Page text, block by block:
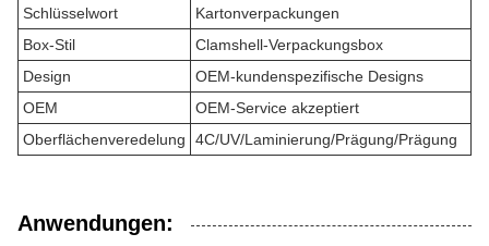
Schlüsselwort
Kartonverpackungen
Box-Stil
Clamshell-Verpackungsbox
Design
OEM-kundenspezifische Designs
OEM
OEM-Service akzeptiert
Oberflächenveredelung
4C/UV/Laminierung/Prägung/Prägung
Anwendungen: